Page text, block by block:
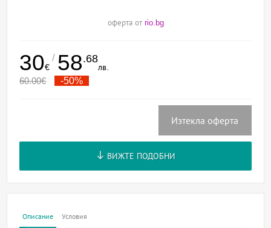
оферта от rio.bg
30€
/ 58.68
лв.
60.00€ -50%
Изтекла оферта
ВИЖТЕ ПОДОБНИ
Описание Условия